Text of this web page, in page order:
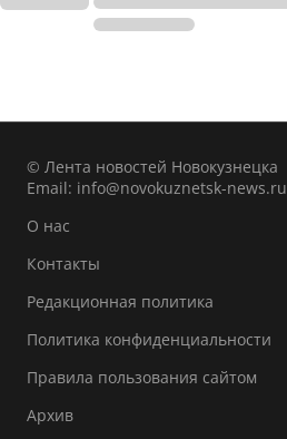
© Лента новостей Новокузнецка
Email: info@novokuznetsk-news.ru
О нас
Контакты
Редакционная политика
Политика конфиденциальности
Правила пользования сайтом
Архив